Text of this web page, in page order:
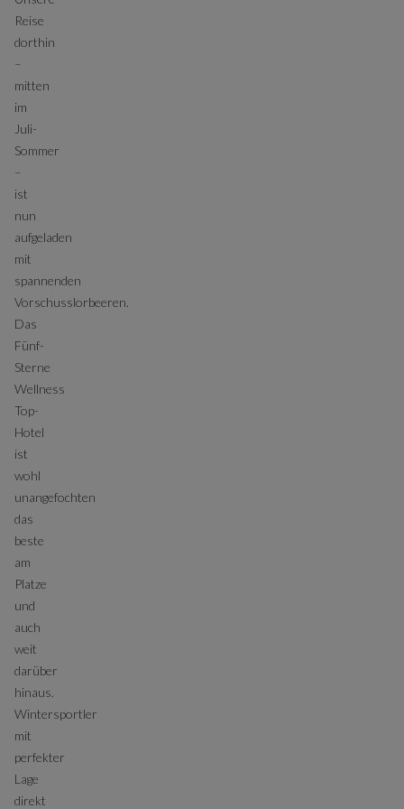
Reise
dorthin
–
mitten
im
Juli-
Sommer
–
ist
nun
aufgeladen
mit
spannenden
Vorschusslorbeeren.
Das
Fünf-
Sterne
Wellness
Top-
Hotel
ist
wohl
unangefochten
das
beste
am
Platze
und
auch
weit
darüber
hinaus.
Wintersportler
mit
perfekter
Lage
direkt